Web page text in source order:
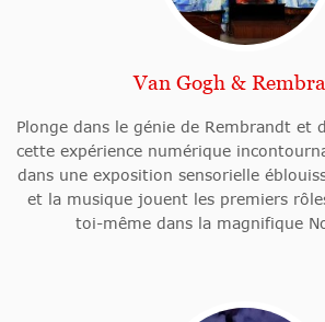
Van Gogh &
Plonge dans le génie de Rembrandt et
cette expérience numérique
dans une exposition sensorielle
et la musique jouent les premiers
toi-même dans la magnifique